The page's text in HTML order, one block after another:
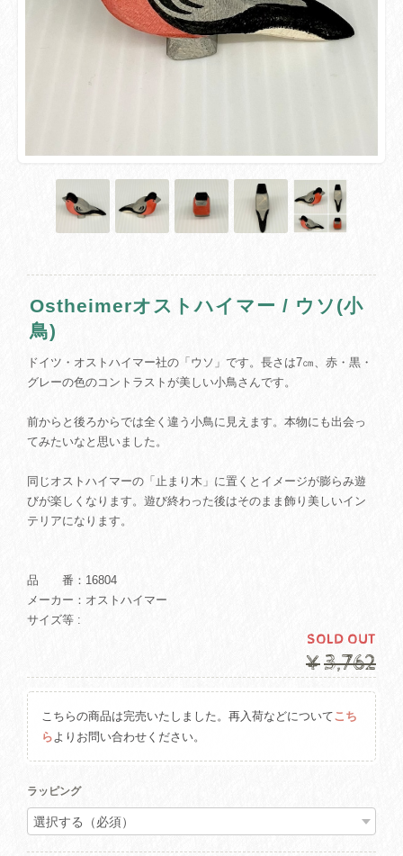
Ostheimerオストハイマー / ウソ(小
鳥)
ドイツ・オストハイマー社の「ウソ」です。長さは7㎝、赤・黒・
グレーの色のコントラストが美しい小鳥さんです。
前からと後ろからでは全く違う小鳥に見えます。本物にも出会っ
てみたいなと思いました。
同じオストハイマーの「止まり木」に置くとイメージが膨らみ遊
びが楽しくなります。遊び終わった後はそのまま飾り美しいイン
テリアになります。
品 番：16804
メーカー：オストハイマー
サイズ等 :
SOLD OUT
¥3,762
こちらの商品は完売いたしました。再入荷などについてこち
ら よりお問い合わせください。
ラッピング